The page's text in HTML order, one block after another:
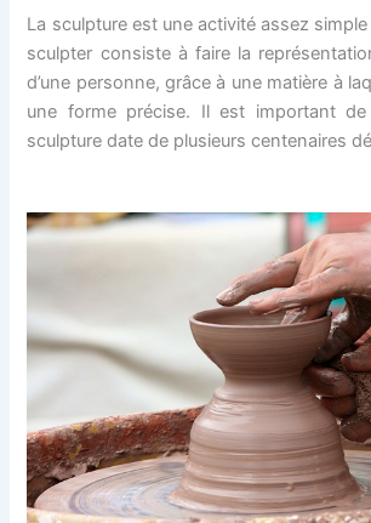
La sculpture est une activité assez
sculpter consiste à faire la
d’une personne, grâce à une matière à
une forme précise. Il est important
sculpture date de plusieurs centenaires